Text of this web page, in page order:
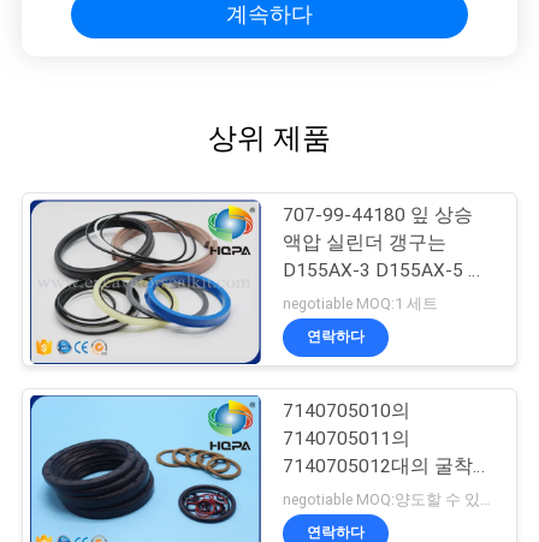
계속하다
상위 제품
707-99-44180 잎 상승
액압 실린더 갱구는
D155AX-3 D155AX-5 굴
착기를 밀봉합니다
negotiable MOQ:1 세트
연락하다
7140705010의
7140705011의
7140705012대의 굴착기
물개 장비 WA400-3
WA450-3 WA470-3
연락하다